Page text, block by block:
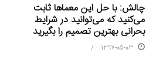
چالش: با حل این معماها ثابت
می‌کنید که می‌توانید در شرایط
بحرانی بهترین تصمیم را بگیرید
1397-05-03